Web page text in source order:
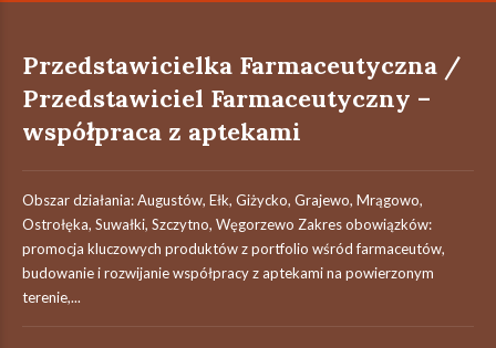
Przedstawicielka Farmaceutyczna /
Przedstawiciel Farmaceutyczny –
współpraca z aptekami
Obszar działania: Augustów, Ełk, Giżycko, Grajewo, Mrągowo,
Ostrołęka, Suwałki, Szczytno, Węgorzewo Zakres obowiązków:
promocja kluczowych produktów z portfolio wśród farmaceutów,
budowanie i rozwijanie współpracy z aptekami na powierzonym
terenie,...